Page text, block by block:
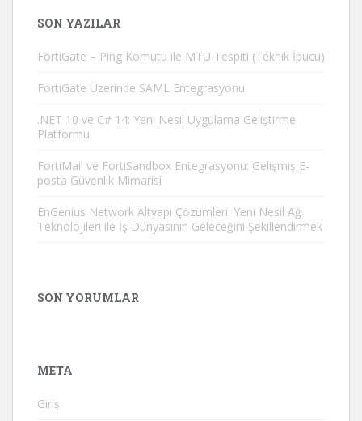
SON YAZILAR
FortiGate – Ping Komutu ile MTU Tespiti (Teknik İpucu)
FortiGate Üzerinde SAML Entegrasyonu
.NET 10 ve C# 14: Yeni Nesil Uygulama Geliştirme
Platformu
FortiMail ve FortiSandbox Entegrasyonu: Gelişmiş E-
posta Güvenlik Mimarisi
EnGenius Network Altyapı Çözümleri: Yeni Nesil Ağ
Teknolojileri ile İş Dünyasının Geleceğini Şekillendirmek
SON YORUMLAR
META
Giriş